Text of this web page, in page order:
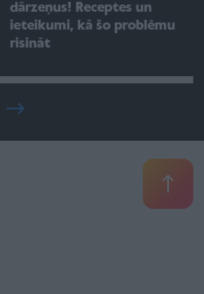
dārzeņus! Receptes un
ieteikumi, kā šo problēmu
risināt